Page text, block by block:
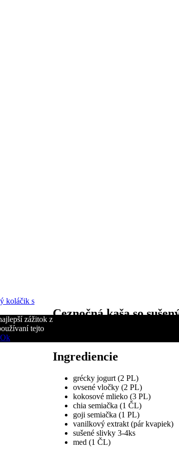
Ceznočná kaša so
Ingrediencie
grécky jogurt (2 PL)
ovsené vločky (2 PL)
kokosové mlieko (3 PL)
chia semiačka (1 ČL)
goji semiačka (1 PL)
vanilkový extrakt (pár kvapiek)
sušené slivky 3-4ks
med (1 ČL)
koláčik s
zážitok z
tejto
Ok